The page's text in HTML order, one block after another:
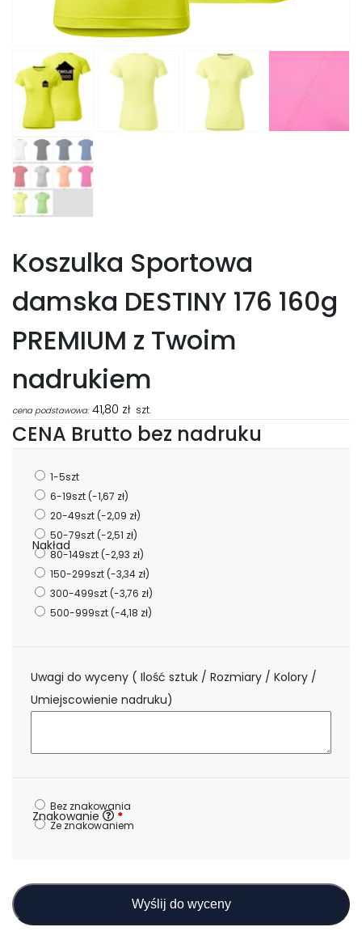
Koszulka Sportowa
damska DESTINY 176 160g
PREMIUM z Twoim
nadrukiem
cena podstawowa: 41,80 zł szt.
CENA Brutto bez nadruku
Nakład
1-5szt
6-19szt(-1,67 zł)
20-49szt(-2,09 zł)
50-79szt(-2,51 zł)
80-149szt(-2,93 zł)
150-299szt(-3,34 zł)
300-499szt(-3,76 zł)
500-999szt(-4,18 zł)
Uwagi do wyceny ( Ilość sztuk / Rozmiary / Kolory /
Umiejscowienie nadruku)
Znakowanie *
Bez znakowania
Ze znakowaniem
Wyślij do wyceny